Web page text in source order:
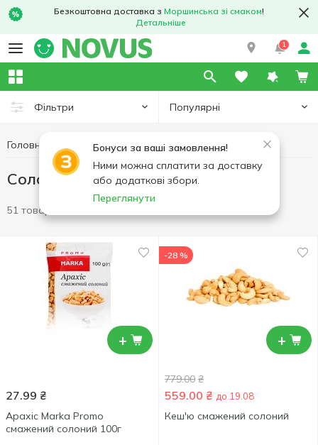
Безкоштовна доставка з Моршинська зі смаком!
Детальніше
1
Фільтри Популярні
Бонуси за ваші замовлення!
Ними можна сплатити за доставку
або додаткові збори.
Переглянути
Головна Чипси та снеки Солоні горішки
Солоні горішки
51 товар
+
27.99 ₴
Арахіс Marka Promo
смажений солоний 100г
+
-28 %
779.00 ₴
559.00 ₴ до 19.08
Кеш'ю смажений солоний